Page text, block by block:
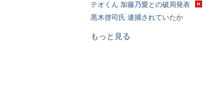
テオくん 加藤乃愛との破局発表
黒木啓司氏 逮捕されていたか
もっと見る